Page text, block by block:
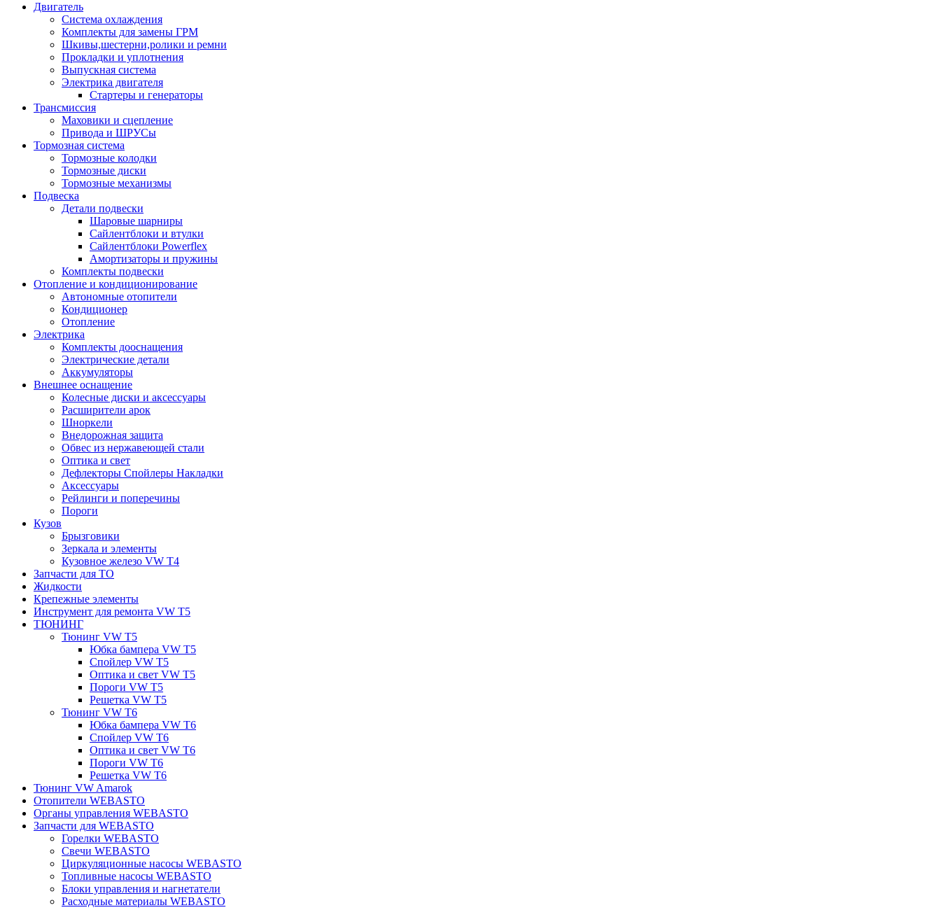
Двигатель
Система охлаждения
Комплекты для замены ГРМ
Шкивы,шестерни,ролики и ремни
Прокладки и уплотнения
Выпускная система
Электрика двигателя
Стартеры и генераторы
Трансмиссия
Маховики и сцепление
Привода и ШРУСы
Тормозная система
Тормозные колодки
Тормозные диски
Тормозные механизмы
Подвеска
Детали подвески
Шаровые шарниры
Сайлентблоки и втулки
Сайлентблоки Powerflex
Амортизаторы и пружины
Комплекты подвески
Отопление и кондиционирование
Автономные отопители
Кондиционер
Отопление
Электрика
Комплекты дооснащения
Электрические детали
Аккумуляторы
Внешнее оснащение
Колесные диски и аксессуары
Расширители арок
Шноркели
Внедорожная защита
Обвес из нержавеющей стали
Оптика и свет
Дефлекторы Спойлеры Накладки
Аксессуары
Рейлинги и поперечины
Пороги
Кузов
Брызговики
Зеркала и элементы
Кузовное железо VW T4
Запчасти для ТО
Жидкости
Крепежные элементы
Инструмент для ремонта VW T5
ТЮНИНГ
Тюнинг VW T5
Юбка бампера VW T5
Спойлер VW T5
Оптика и свет VW T5
Пороги VW T5
Решетка VW T5
Тюнинг VW T6
Юбка бампера VW T6
Спойлер VW T6
Оптика и свет VW T6
Пороги VW T6
Решетка VW T6
Тюнинг VW Amarok
Отопители WEBASTO
Органы управления WEBASTO
Запчасти для WEBASTO
Горелки WEBASTO
Свечи WEBASTO
Циркуляционные насосы WEBASTO
Топливные насосы WEBASTO
Блоки управления и нагнетатели
Расходные материалы WEBASTO